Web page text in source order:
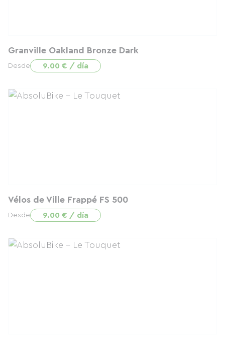
Granville Oakland Bronze Dark
Desde 9.00 € / día
Vélos de Ville Frappé FS 500
Desde 9.00 € / día